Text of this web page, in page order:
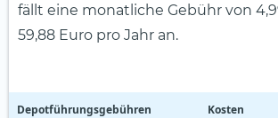
fällt eine monatliche Gebühr von
59,88 Euro pro Jahr an.
Depotführungsgebühren Kosten